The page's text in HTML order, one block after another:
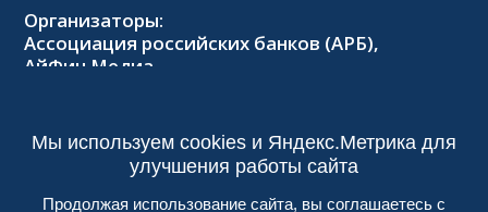
Организаторы:
Ассоциация российских банков (АРБ),
АйФин Медиа
Тел.: +7 (495) 229-8502, 2026@forumifin.ru
Мы используем cookies и Яндекс.Метрика для
улучшения работы сайта
Продолжая использование сайта, вы соглашаетесь с